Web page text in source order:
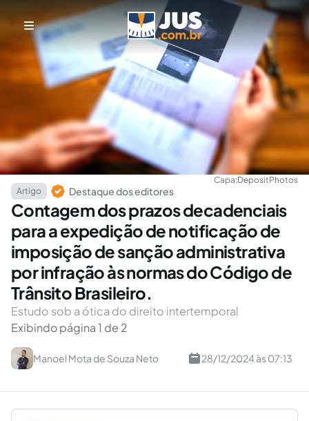
Capa:DepositPhotos
Artigo
Destaque dos editores
Contagem dos prazos decadenciais
para a expedição de notificação de
imposição de sanção administrativa
por infração às normas do Código de
Trânsito Brasileiro.
Estudo sob a ótica do direito intertemporal
Exibindo página 1 de 2
Manoel Mota de Souza Neto 28/12/2024 às 07:13